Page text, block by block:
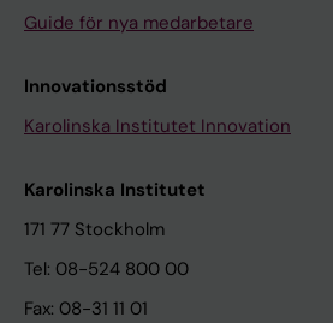
Guide för nya medarbetare
Innovationsstöd
Karolinska Institutet Innovation
Karolinska Institutet
171 77 Stockholm
Tel: 08-524 800 00
Fax: 08-31 11 01